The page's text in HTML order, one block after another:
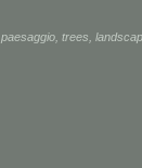
paesaggio trees